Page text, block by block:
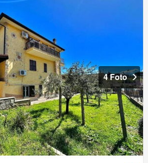
4 Foto